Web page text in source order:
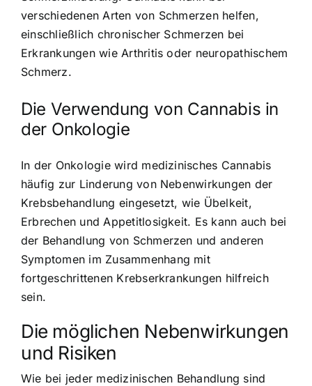
verschiedenen Arten von Schmerzen helfen,
einschließlich chronischer Schmerzen bei
Erkrankungen wie Arthritis oder neuropathischem
Schmerz.
Die Verwendung von Cannabis in
der Onkologie
In der Onkologie wird medizinisches Cannabis
häufig zur Linderung von Nebenwirkungen der
Krebsbehandlung eingesetzt, wie Übelkeit,
Erbrechen und Appetitlosigkeit. Es kann auch bei
der Behandlung von Schmerzen und anderen
Symptomen im Zusammenhang mit
fortgeschrittenen Krebserkrankungen hilfreich
sein.
Die möglichen Nebenwirkungen
und Risiken
Wie bei jeder medizinischen Behandlung sind